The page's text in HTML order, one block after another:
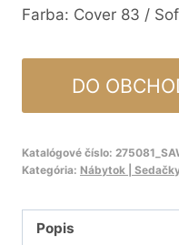
Farba: Cover 83 /
DO
Katalógové číslo:
Kategória: Nábytok |
Popis